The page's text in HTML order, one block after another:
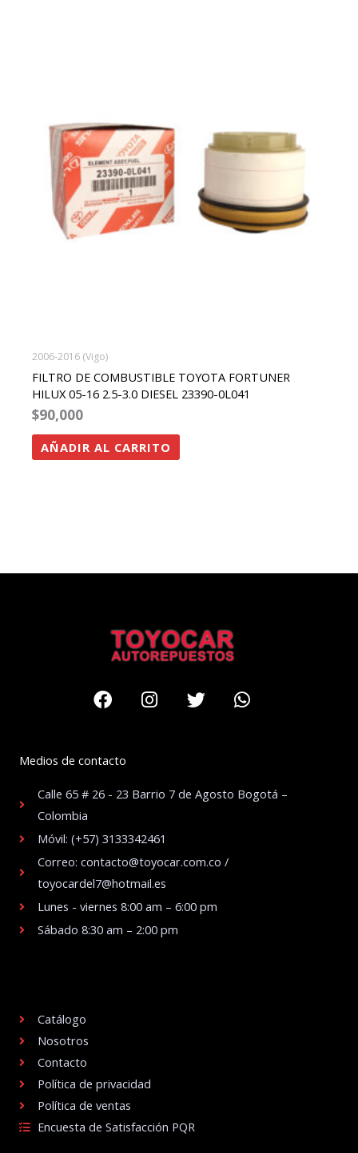
2006-2016 (Vigo)
FILTRO DE COMBUSTIBLE TOYOTA FORTUNER
HILUX 05-16 2.5-3.0 DIESEL 23390-0L041
$90,000
AÑADIR AL CARRITO
FacebookInstagram
TwitterWhatsapp
Medios de contacto
Calle 65 # 26 - 23 Barrio 7 de Agosto Bogotá –
Colombia
Móvil: (+57) 3133342461
Correo: contacto@toyocar.com.co /
toyocardel7@hotmail.es
Lunes - viernes 8:00 am – 6:00 pm
Sábado 8:30 am – 2:00 pm
Catálogo
Nosotros
Contacto
Política de privacidad
Política de ventas
Encuesta de Satisfacción PQR